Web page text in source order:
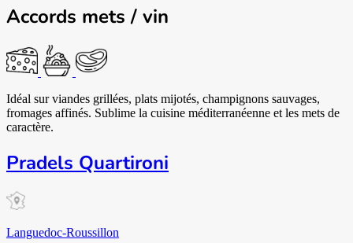
Accords mets / vin
Idéal sur viandes grillées, plats mijotés, champignons sauvages,
fromages affinés. Sublime la cuisine méditerranéenne et les mets de
caractère.
Pradels Quartironi
Languedoc-Roussillon